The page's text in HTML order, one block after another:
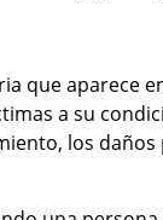
que aparece
a su
los